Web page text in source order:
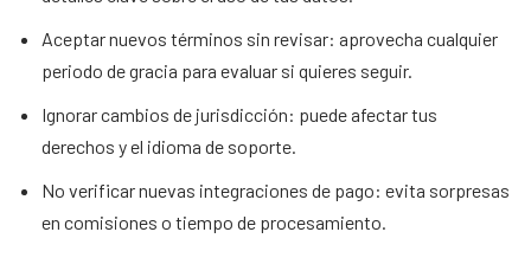
Aceptar nuevos términos sin revisar: aprovecha cualquier
periodo de gracia para evaluar si quieres seguir.
Ignorar cambios de jurisdicción: puede afectar tus
derechos y el idioma de soporte.
No verificar nuevas integraciones de pago: evita sorpresas
en comisiones o tiempo de procesamiento.